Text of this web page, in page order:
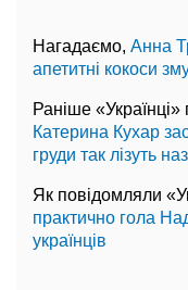
Нагадаємо, Анна
апетитні кокоси
Раніше
Катерина Кухар
груди так лізуть
Як повідомляли
практично гола
українців